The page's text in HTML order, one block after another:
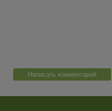
Написать комментарий